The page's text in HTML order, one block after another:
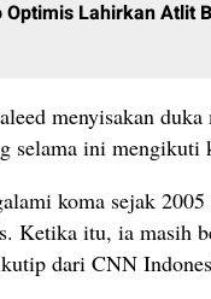
Optimis Lahirkan Atlit
menyisakan
selama ini mengikuti
koma sejak
Ketika itu, ia masih
dari CNN